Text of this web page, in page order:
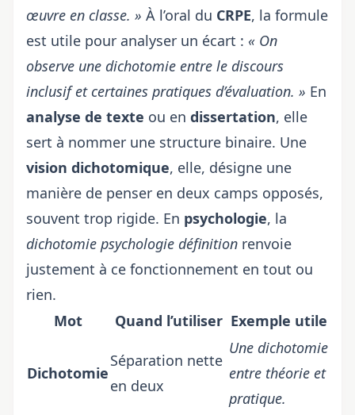
œuvre en classe. » À l’oral du CRPE, la formule
est utile pour analyser un écart : « On
observe une dichotomie entre le discours
inclusif et certaines pratiques d’évaluation. » En
analyse de texte ou en dissertation, elle
sert à nommer une structure binaire. Une
vision dichotomique, elle, désigne une
manière de penser en deux camps opposés,
souvent trop rigide. En psychologie, la
dichotomie psychologie définition renvoie
justement à ce fonctionnement en tout ou
rien.
Mot
Quand l’utiliser Exemple utile
Dichotomie
Séparation nette
en deux
Une dichotomie
entre théorie et
pratique.